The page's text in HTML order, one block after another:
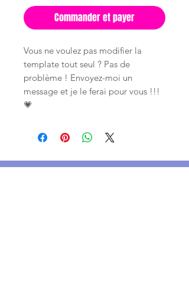
Commander et payer
Vous ne voulez pas modifier la
template tout seul ? Pas de
problème ! Envoyez-moi un
message et je le ferai pour vous !!!
💗